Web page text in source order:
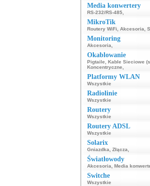
Media konwertery
RS-232/RS-485,
MikroTik
Routery WiFi Akcesoria
Monitoring
Akcesoria
Okablowanie
Pigtaile Kable Sieciowe
Koncentryczne
Platformy WLAN
Wszystkie
Radiolinie
Wszystkie
Routery
Wszystkie
Routery ADSL
Wszystkie
Solarix
Gniazdka Złącza
Światłowody
Akcesoria Media
Switche
Wszystkie